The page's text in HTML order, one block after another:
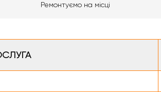
Ремонтуємо на місці